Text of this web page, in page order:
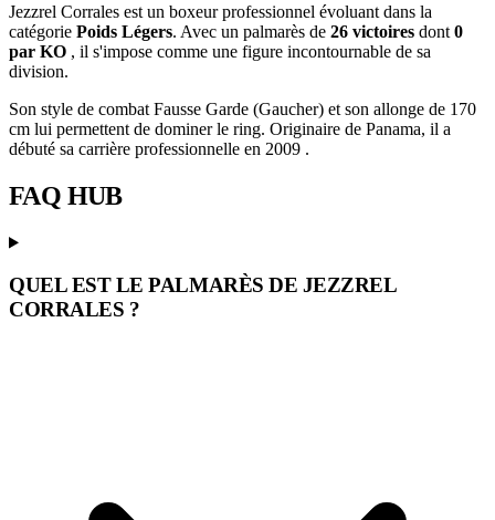
Jezzrel Corrales est un boxeur professionnel évoluant dans la
catégorie Poids Légers. Avec un palmarès de 26 victoires dont 0
par KO , il s'impose comme une figure incontournable de sa
division.
Son style de combat Fausse Garde (Gaucher) et son allonge de 170
cm lui permettent de dominer le ring. Originaire de Panama, il a
débuté sa carrière professionnelle en 2009 .
FAQ HUB
QUEL EST LE PALMARÈS DE JEZZREL
CORRALES ?